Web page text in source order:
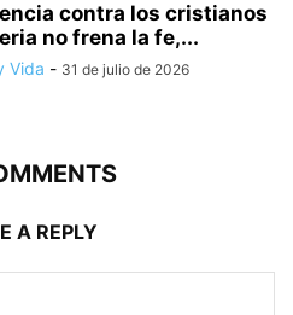
contra los cristianos
no frena la fe,...
Vida - 31 de julio de 2026
A REPLY